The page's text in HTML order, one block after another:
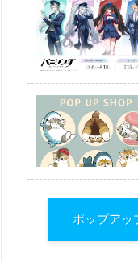
ポップアッ